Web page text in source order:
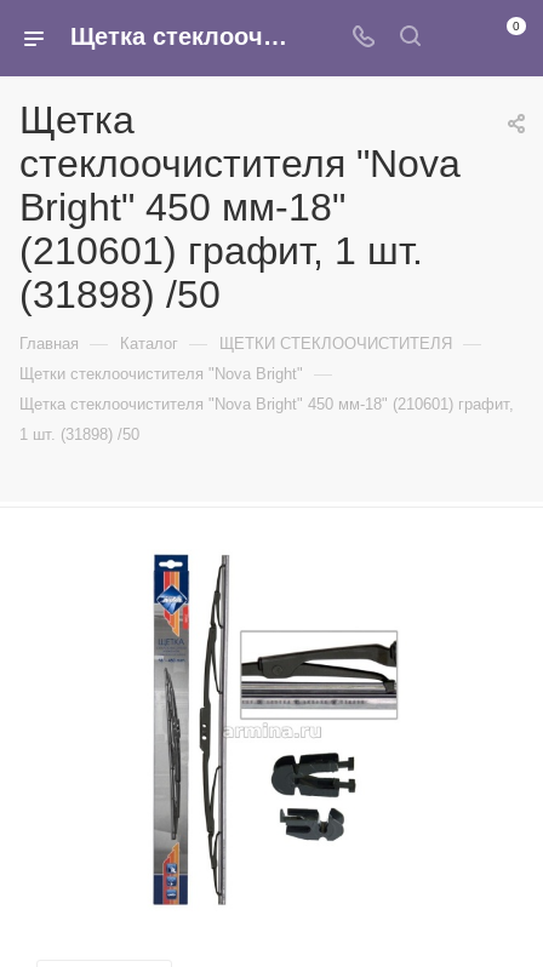
Щетка стеклоочистителя "Nova Bright" 450 мм-18" (210601) графит, 1 шт. (31898) /50 - купить в интернет-магазине Армина 0
Щетка
стеклоочистителя "Nova
Bright" 450 мм-18"
(210601) графит, 1 шт.
(31898) /50
Главная — Каталог — ЩЕТКИ СТЕКЛООЧИСТИТЕЛЯ —
Щетки стеклоочистителя "Nova Bright" —
Щетка стеклоочистителя "Nova Bright" 450 мм-18" (210601) графит,
1 шт. (31898) /50